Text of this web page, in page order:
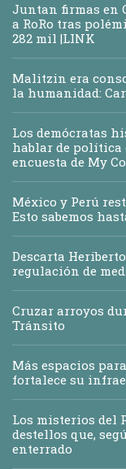
Juntan firmas en
a RoRo tras
282 mil |LINK
Malitzin era
la humanidad:
Los demócratas
hablar de política
encuesta de My
México y Perú
Esto sabemos
Descarta
regulación de
Cruzar arroyos
Tránsito
Más espacios
fortalece su
Los misterios del
destellos que,
enterrado